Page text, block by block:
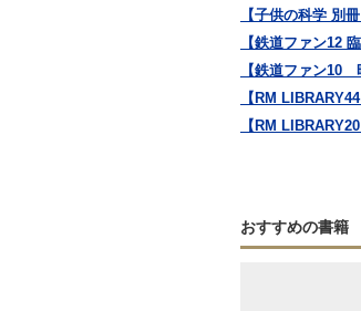
【子供の科学 別
【鉄道ファン12
【鉄道ファン10
【RM
【RM
おすすめの書籍